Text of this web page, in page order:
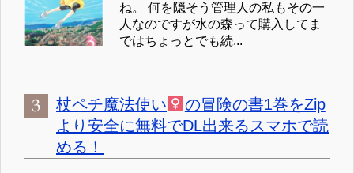
ね。 何を隠そう管理人の私もその一
人なのですが水の森って購入してま
ではちょっとでも続...
杖ペチ魔法使い
の冒険の書1巻をZip
より安全に無料でDL出来るスマホで読
める！